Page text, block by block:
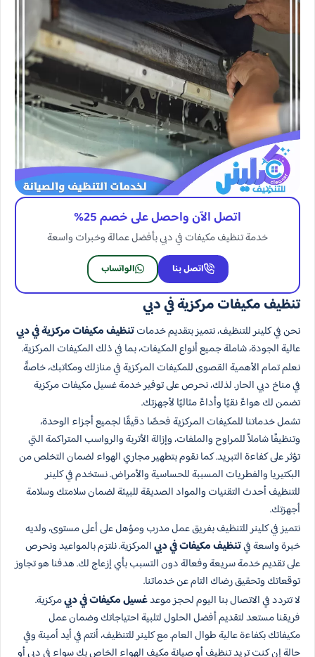
اتصل الآن واحصل على خصم 25%
خدمة تنظيف مكيفات في دبي بأفضل عمالة وخبرات واسعة
اتصل بنا الواتساب
تنظيف مكيفات مركزية في دبي
نحن في كلينر للتنظيف، نتميز بتقديم خدماتتنظيف مكيفات مركزية في دبي
عالية الجودة، شاملة جميع أنواع المكيفات، بما في ذلك المكيفات المركزية.
نعلم تمام الأهمية القصوى للمكيفات المركزية في منازلك ومكاتبك، خاصةً
في مناخ دبي الحار. لذلك، نحرص على توفير خدمة غسيل مكيفات مركزية
تضمن لك هواءً نقيًا وأداءً مثاليًا لأجهزتك.
تشمل خدماتنا للمكيفات المركزية فحصًا دقيقًا لجميع أجزاء الوحدة،
وتنظيفًا شاملاً للمراوح والملفات، وإزالة الأتربة والرواسب المتراكمة التي
تؤثر على كفاءة التبريد. كما نقوم بتطهير مجاري الهواء لضمان التخلص من
البكتيريا والفطريات المسببة للحساسية والأمراض. نستخدم في كلينر
للتنظيف أحدث التقنيات والمواد الصديقة للبيئة لضمان سلامتك وسلامة
أجهزتك.
نتميز في كلينر للتنظيف بفريق عمل مدرب ومؤهل على أعلى مستوى، ولديه
خبرة واسعة فيتنظيف مكيفات في دبيالمركزية. نلتزم بالمواعيد ونحرص
على تقديم خدمة سريعة وفعالة دون التسبب بأي إزعاج لك. هدفنا هو تجاوز
توقعاتك وتحقيق رضاك التام عن خدماتنا.
لا تتردد في الاتصال بنا اليوم لحجز موعدغسيل مكيفات في دبيمركزية.
فريقنا مستعد لتقديم أفضل الحلول لتلبية احتياجاتك وضمان عمل
مكيفاتك بكفاءة عالية طوال العام. مع كلينر للتنظيف، أنتم في أيد أمينة وفي
حالة إن كنت تريد تنظيف أو صيانة مكيف الهواء الخاص بك سواء في دبي أو